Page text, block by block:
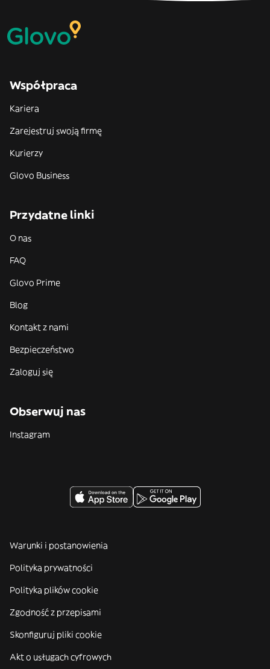
Współpraca
Kariera
Zarejestruj swoją firmę
Kurierzy
Glovo Business
Przydatne linki
O nas
FAQ
Glovo Prime
Blog
Kontakt z nami
Bezpieczeństwo
Zaloguj się
Obserwuj nas
Instagram
Warunki i postanowienia
Polityka prywatności
Polityka plików cookie
Zgodność z przepisami
Skonfiguruj pliki cookie
Akt o usługach cyfrowych